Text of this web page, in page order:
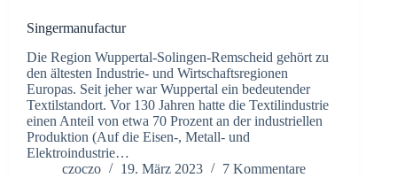
Singermanufactur
Die Region Wuppertal-Solingen-Remscheid gehört zu
den ältesten Industrie- und Wirtschaftsregionen
Europas. Seit jeher war Wuppertal ein bedeutender
Textilstandort. Vor 130 Jahren hatte die Textilindustrie
einen Anteil von etwa 70 Prozent an der industriellen
Produktion (Auf die Eisen-, Metall- und
Elektroindustrie…
czoczo
19. März 2023 7 Kommentare